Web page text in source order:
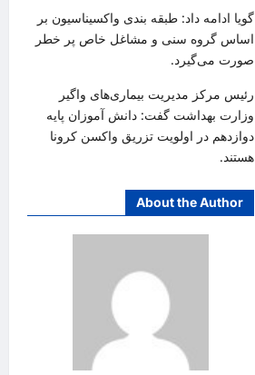
گویا ادامه داد:طبقه بندی واکسیناسیون بر
اساس گروه سنی و مشاغل خاص پر خطر
صورت می‌گیرد.
رئیس مرکز مدیریت بیماری‌های واگیر
وزارت بهداشت گفت: دانش آموزان پایه
دوازدهم در اولویت تزریق واکسن کرونا
هستند.
About the Author